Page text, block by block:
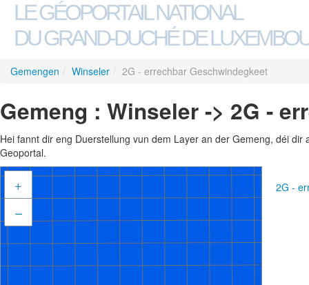
LE GÉOPORTAIL NATIONAL
DU GRAND-DUCHÉ DE
Gemengen / Winseler / 2G - errechbar Geschwindegkeet
Gemeng : Winseler -> 2G -
Hei fannt dir eng Duerstellung vun dem Layer an der Gemeng, déi
Geoportal.
+
–
2G -